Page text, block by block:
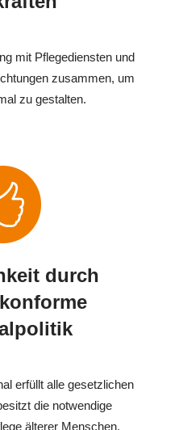
mit Pflegediensten und
zusammen, um
zu gestalten.
durch
erfüllt alle gesetzlichen
die notwendige
älterer Menschen.